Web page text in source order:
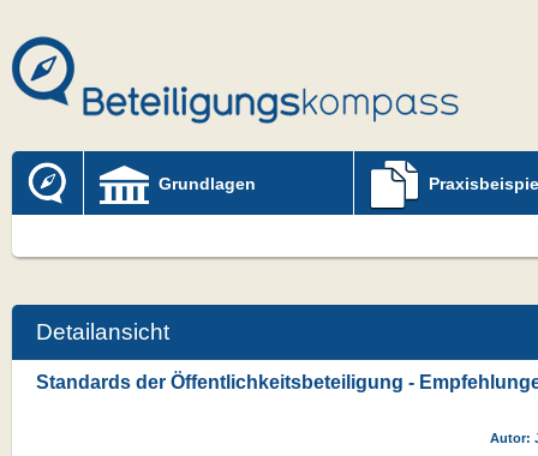
Grundlagen
Detailansicht
Standards der Öffentlichkeitsbeteiligung -
Autor: